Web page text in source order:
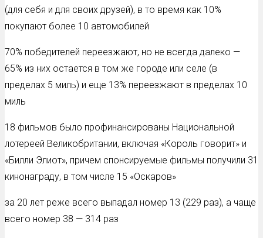
(для себя и для своих друзей), в то время как 10%
покупают более 10 автомобилей
70% победителей переезжают, но не всегда далеко —
65% из них остается в том же городе или селе (в
пределах 5 миль) и еще 13% переезжают в пределах 10
миль
18 фильмов было профинансированы Национальной
лотереей Великобритании, включая «Король говорит» и
«Билли Элиот», причем спонсируемые фильмы получили 31
кинонаграду, в том числе 15 «Оскаров»
за 20 лет реже всего выпадал номер 13 (229 раз), а чаще
всего номер 38 — 314 раз